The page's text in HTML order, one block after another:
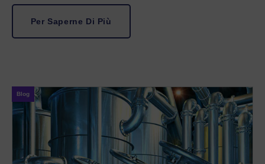
Per Saperne Di Più
Blog